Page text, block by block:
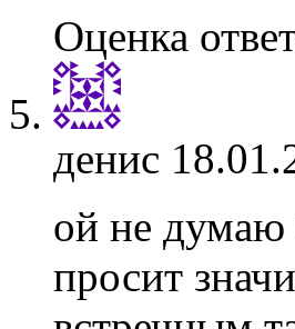
Оценка
денис
ой не думаю
просит